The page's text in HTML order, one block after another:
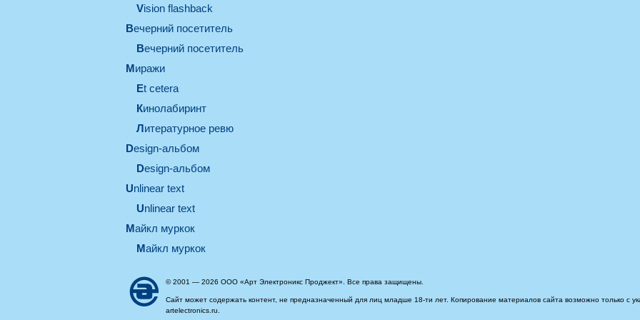
Vision flashback
вечерний посетитель
вечерний посетитель
миражи
et cetera
кинолабиринт
литературное ревю
design-альбом
design-альбом
unlinear text
Unlinear text
майкл муркок
майкл муркок
© 2001 — 2026 ООО «Арт Электроникс Проджект». Все права защищены.
Сайт может содержать контент, не предназначенный для лиц младше 18-ти лет. Копирование материалов сайта возможно только с
artelectronics.ru.